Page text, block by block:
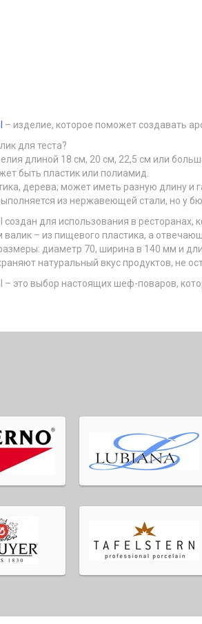
– изделие, которое поможет создавать
для теста?
длиной 18 см, 20 см, 22,5 см или
быть пластик или полиамид.
дерева; может иметь разную длину и
из нержавеющей стали, но у
создан для использования в
валик – из пищевого пластика, а
диаметр 70, ширина в 140 мм и
натуральный вкус продуктов, не
– это выбор настоящих шеф-поваров,